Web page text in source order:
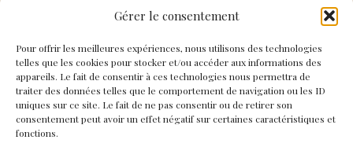
Gérer le consentement
Pour offrir les meilleures expériences, nous utilisons des technologies
telles que les cookies pour stocker et/ou accéder aux informations des
appareils. Le fait de consentir à ces technologies nous permettra de
traiter des données telles que le comportement de navigation ou les ID
uniques sur ce site. Le fait de ne pas consentir ou de retirer son
consentement peut avoir un effet négatif sur certaines caractéristiques et
fonctions.
Mon compte
J'accepte de
recevoir les mails